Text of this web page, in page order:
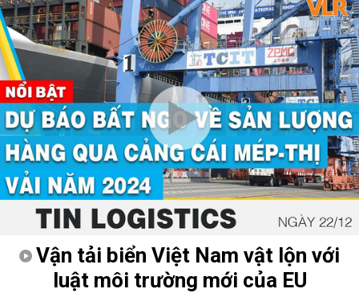
Vận tải biển Việt Nam vật lộn với
luật môi trường mới của EU